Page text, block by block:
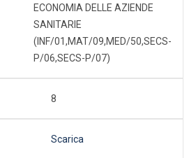
ECONOMIA DELLE AZIENDE
SANITARIE
(INF/01,MAT/09,MED/50,SECS-
P/06,SECS-P/07)
8
Scarica